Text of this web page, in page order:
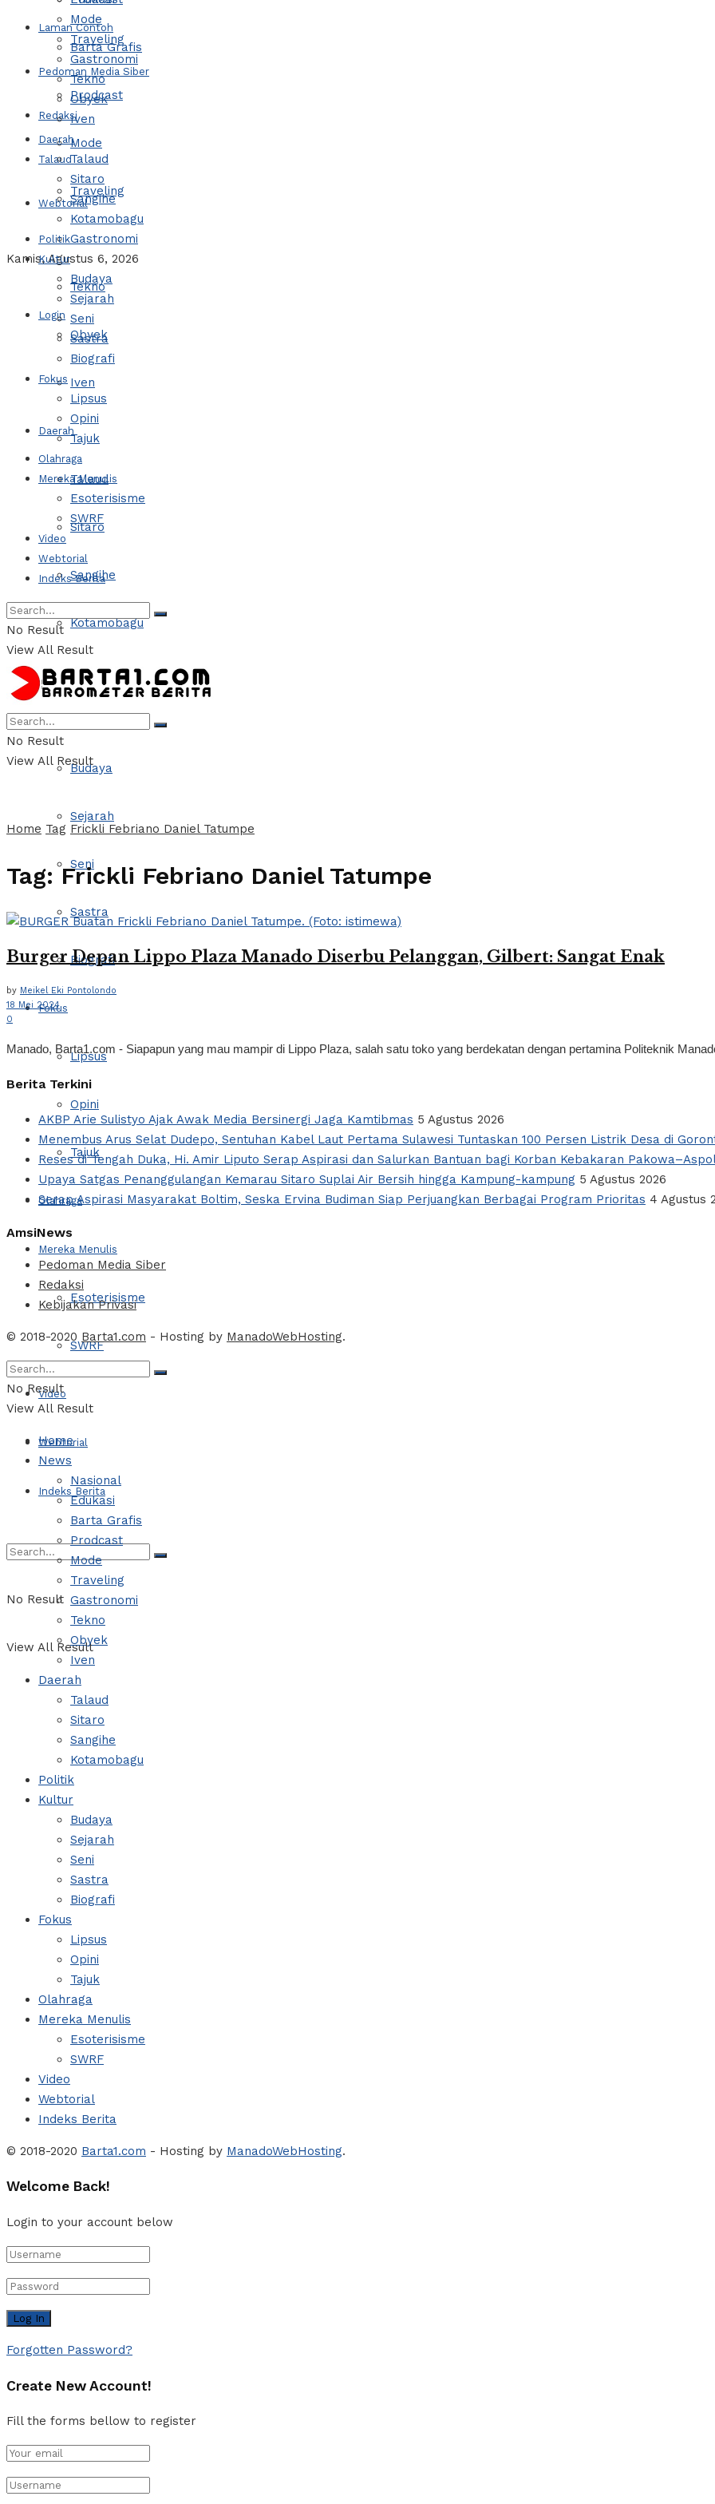
Laman Contoh
Pedoman Media Siber
Redaksi
Talaud
Webtorial
Kamis, Agustus 6, 2026
Login
Barta Grafis
Prodcast
Mode
Traveling
Gastronomi
Tekno
Obyek
Iven
Daerah
Talaud
Sitaro
Sangihe
Kotamobagu
Politik
Kultur
Budaya
Sejarah
Seni
Sastra
Biografi
Fokus
Lipsus
Opini
Tajuk
Olahraga
Mereka Menulis
Esoterisisme
SWRF
Video
Webtorial
Indeks Berita
No Result
View All Result
Mode
Traveling
Gastronomi
Tekno
Obyek
Iven
Daerah
Talaud
Sitaro
Sangihe
Kotamobagu
Politik
Kultur
Budaya
Sejarah
Seni
Sastra
Biografi
Fokus
Lipsus
Opini
Tajuk
Olahraga
Mereka Menulis
Esoterisisme
SWRF
Video
Webtorial
Indeks Berita
No Result
View All Result
No Result
View All Result
Home Tag Frickli Febriano Daniel Tatumpe
Tag:Frickli Febriano Daniel Tatumpe
Burger Depan Lippo Plaza Manado Diserbu Pelanggan, Gilbert: Sangat Enak
by Meikel Eki Pontolondo
18 Mei 2024
0
Manado, Barta1.com - Siapapun yang mau mampir di Lippo Plaza, salah satu toko yang berdekatan dengan pertamina Politeknik
Berita Terkini
AKBP Arie Sulistyo Ajak Awak Media Bersinergi Jaga Kamtibmas 5 Agustus 2026
Menembus Arus Selat Dudepo, Sentuhan Kabel Laut Pertama Sulawesi Tuntaskan 100 Persen Listrik Desa di
Reses di Tengah Duka, Hi. Amir Liputo Serap Aspirasi dan Salurkan Bantuan bagi Korban Kebakaran Pakowa–Aspol
Upaya Satgas Penanggulangan Kemarau Sitaro Suplai Air Bersih hingga Kampung-kampung 5 Agustus 2026
Serap Aspirasi Masyarakat Boltim, Seska Ervina Budiman Siap Perjuangkan Berbagai Program Prioritas 4 Agustus
AmsiNews
Pedoman Media Siber
Redaksi
Kebijakan Privasi
© 2018-2020 Barta1.com - Hosting by ManadoWebHosting.
No Result
View All Result
Home
News
Nasional
Edukasi
Barta Grafis
Prodcast
Mode
Traveling
Gastronomi
Tekno
Obyek
Iven
Daerah
Talaud
Sitaro
Sangihe
Kotamobagu
Politik
Kultur
Budaya
Sejarah
Seni
Sastra
Biografi
Fokus
Lipsus
Opini
Tajuk
Olahraga
Mereka Menulis
Esoterisisme
SWRF
Video
Webtorial
Indeks Berita
© 2018-2020 Barta1.com - Hosting by ManadoWebHosting.
Welcome Back!
Login to your account below
Forgotten Password?
Create New Account!
Fill the forms bellow to register